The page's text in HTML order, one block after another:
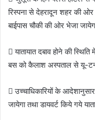
रिस्पना से देहरादून शहर की ओर
बाईपास चौकी की ओर भेजा
 यातायात दबाव होने की
बस को कैलाश अस्पताल से यू-
 उच्चाधिकारियों के आदेशानुसार
जायेगा तथा डायवर्ट किये गये